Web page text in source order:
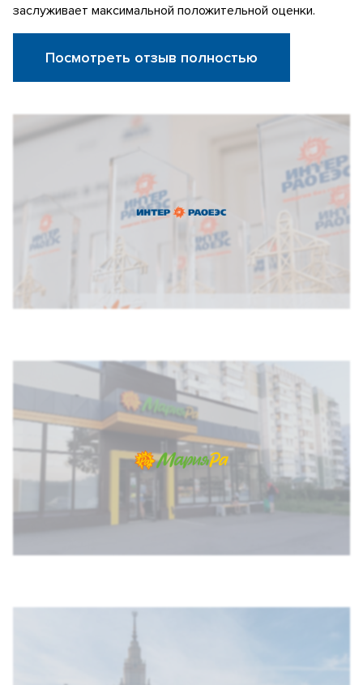
заслуживает максимальной положительной оценки.
Посмотреть отзыв полностью